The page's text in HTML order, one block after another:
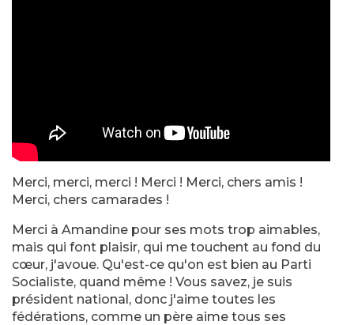
Merci, merci, merci ! Merci ! Merci, chers amis !
Merci, chers camarades !
Merci à Amandine pour ses mots trop aimables,
mais qui font plaisir, qui me touchent au fond du
cœur, j'avoue. Qu'est-ce qu'on est bien au Parti
Socialiste, quand même ! Vous savez, je suis
président national, donc j'aime toutes les
fédérations, comme un père aime tous ses